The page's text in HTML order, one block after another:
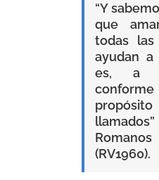
“Y
que
todas
ayudan
es, a
(RV1960).